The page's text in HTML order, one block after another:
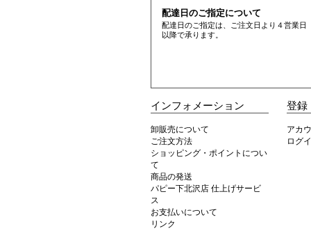
配達日のご指定について
配達日のご指定は、ご注文日より４営業日
以降で承ります。
インフォメーション
卸販売について
ご注文方法
ショッピング・ポイントについ
て
商品の発送
パピー下北沢店 仕上げサービ
ス
お支払いについて
リンク
登録
アカ
ログ